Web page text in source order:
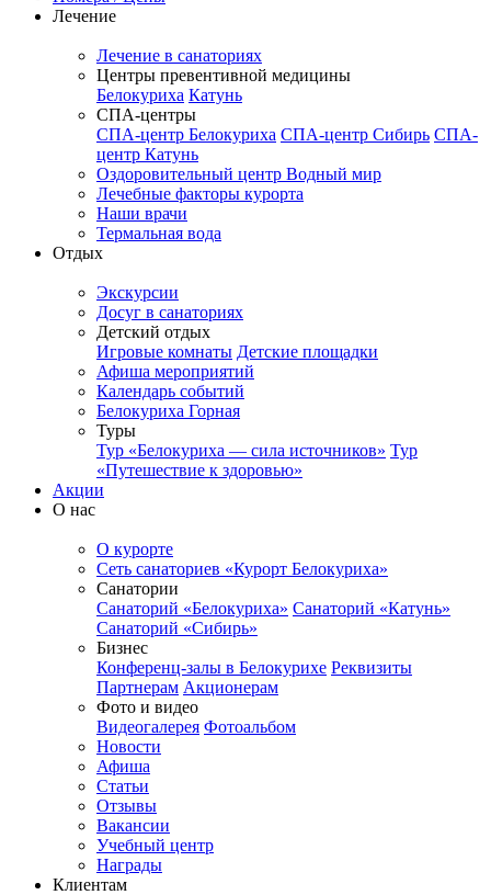
Лечение
Лечение в санаториях
Центры превентивной медицины
Белокуриха Катунь
СПА-центры
СПА-центр Белокуриха СПА-центр Сибирь СПА-
центр Катунь
Оздоровительный центр Водный мир
Лечебные факторы курорта
Наши врачи
Термальная вода
Отдых
Экскурсии
Досуг в санаториях
Детский отдых
Игровые комнаты Детские площадки
Афиша мероприятий
Календарь событий
Белокуриха Горная
Туры
Тур «Белокуриха — сила источников» Тур
«Путешествие к здоровью»
Акции
О нас
О курорте
Сеть санаториев «Курорт Белокуриха»
Санатории
Санаторий «Белокуриха» Санаторий «Катунь»
Санаторий «Сибирь»
Бизнес
Конференц-залы в Белокурихе Реквизиты
Партнерам Акционерам
Фото и видео
Видеогалерея Фотоальбом
Новости
Афиша
Статьи
Отзывы
Вакансии
Учебный центр
Награды
Клиентам